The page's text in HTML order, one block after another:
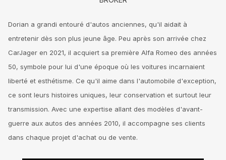
Dorian a grandi entouré d'autos anciennes, qu'il aidait à
entretenir dès son plus jeune âge. Peu après son arrivée chez
CarJager en 2021, il acquiert sa première Alfa Romeo des années
50, symbole pour lui d'une époque où les voitures incarnaient
liberté et esthétisme. Ce qu'il aime dans l'automobile d'exception,
ce sont leurs histoires uniques, leur conservation et surtout leur
transmission. Avec une expertise allant des modèles d'avant-
guerre aux autos des années 2010, il accompagne ses clients
dans chaque projet d'achat ou de vente.